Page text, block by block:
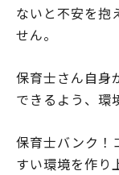
ないと不安を抱
せん。
保育士さん自身
できるよう、環
保育士バンク！
すい環境を作り